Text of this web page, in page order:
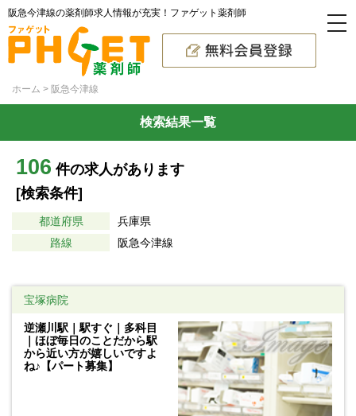
阪急今津線の薬剤師求人情報が充実！ファゲット薬剤師
ホーム 阪急今津線
検索結果一覧
106 件の求人があります
[検索条件]
都道府県
兵庫県
路線
阪急今津線
宝塚病院
逆瀬川駅｜駅すぐ｜多科目
｜ほぼ毎日のことだから駅
から近い方が嬉しいですよ
ね♪【パート募集】